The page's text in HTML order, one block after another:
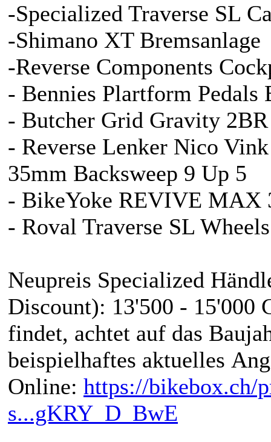
-Specialized Traverse SL
-Shimano XT Bremsanlage
-Reverse Components
- Bennies Plartform
- Butcher Grid Gravity
- Reverse Lenker Nico
35mm Backsweep 9 Up 5
- BikeYoke REVIVE MAX
- Roval Traverse SL
Neupreis Specialized
Discount): 13'500 - 15'000
findet, achtet auf das
beispielhaftes aktuelles
Online: https://bikebox.ch/
s...gKRY_D_BwE